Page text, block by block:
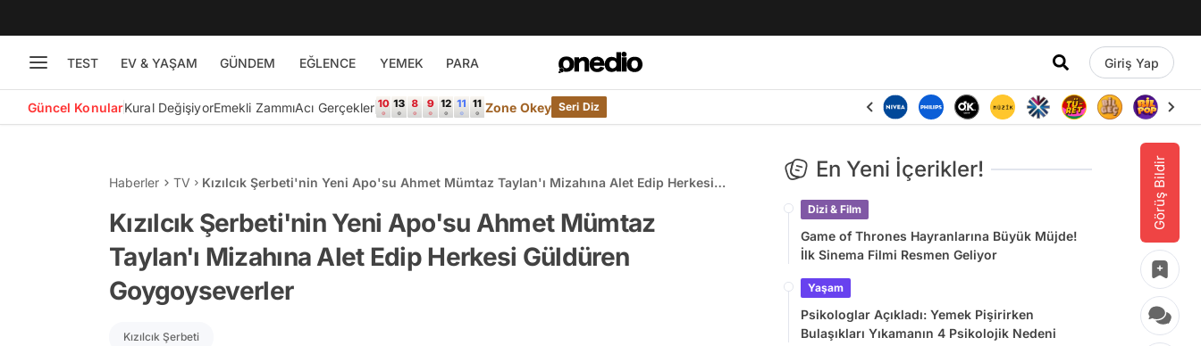
TEST EV & YAŞAM GÜNDEM EĞLENCE YEMEK PARA Giriş Yap
Güncel KonularKural DeğişiyorEmekli ZammıAcı Gerçekler Zone Okey Seri Diz
Görüş Bildir
Haberler TV
Kızılcık Şerbeti'nin Yeni Apo'su Ahmet Mümtaz Taylan'ı Mizahına Alet Edip Herkesi
Kızılcık Şerbeti'nin Yeni Apo'su Ahmet Mümtaz
Taylan'ı Mizahına Alet Edip Herkesi Güldüren
Goygoyseverler
Kızılcık Şerbeti
En Yeni İçerikler!
Dizi & Film
Game of Thrones Hayranlarına Büyük Müjde!
İlk Sinema Filmi Resmen Geliyor
Yaşam
Psikologlar Açıkladı: Yemek Pişirirken
Bulaşıkları Yıkamanın 4 Psikolojik Nedeni